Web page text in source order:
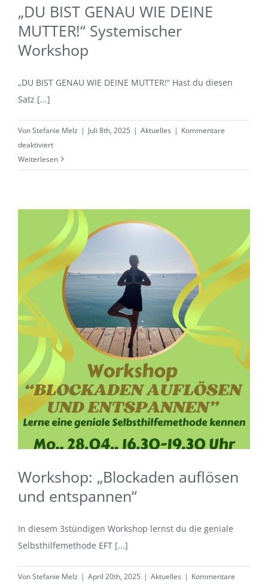
„DU BIST GENAU WIE DEINE
MUTTER!“ Systemischer
Workshop
„DU BIST GENAU WIE DEINE MUTTER!“ Hast du diesen
Satz [...]
VonStefanie Melz | Juli 8th, 2025 | Aktuelles | Kommentare
deaktiviertfür
„DU
BIST
DEINE
MUTTER!“
Systemischer
Workshop
Weiterlesen
Workshop: „Blockaden auflösen
und entspannen“
In diesem 3stündigen Workshop lernst du die geniale
Selbsthilfemethode EFT [...]
VonStefanie Melz | April 20th, 2025 | Aktuelles | Kommentare